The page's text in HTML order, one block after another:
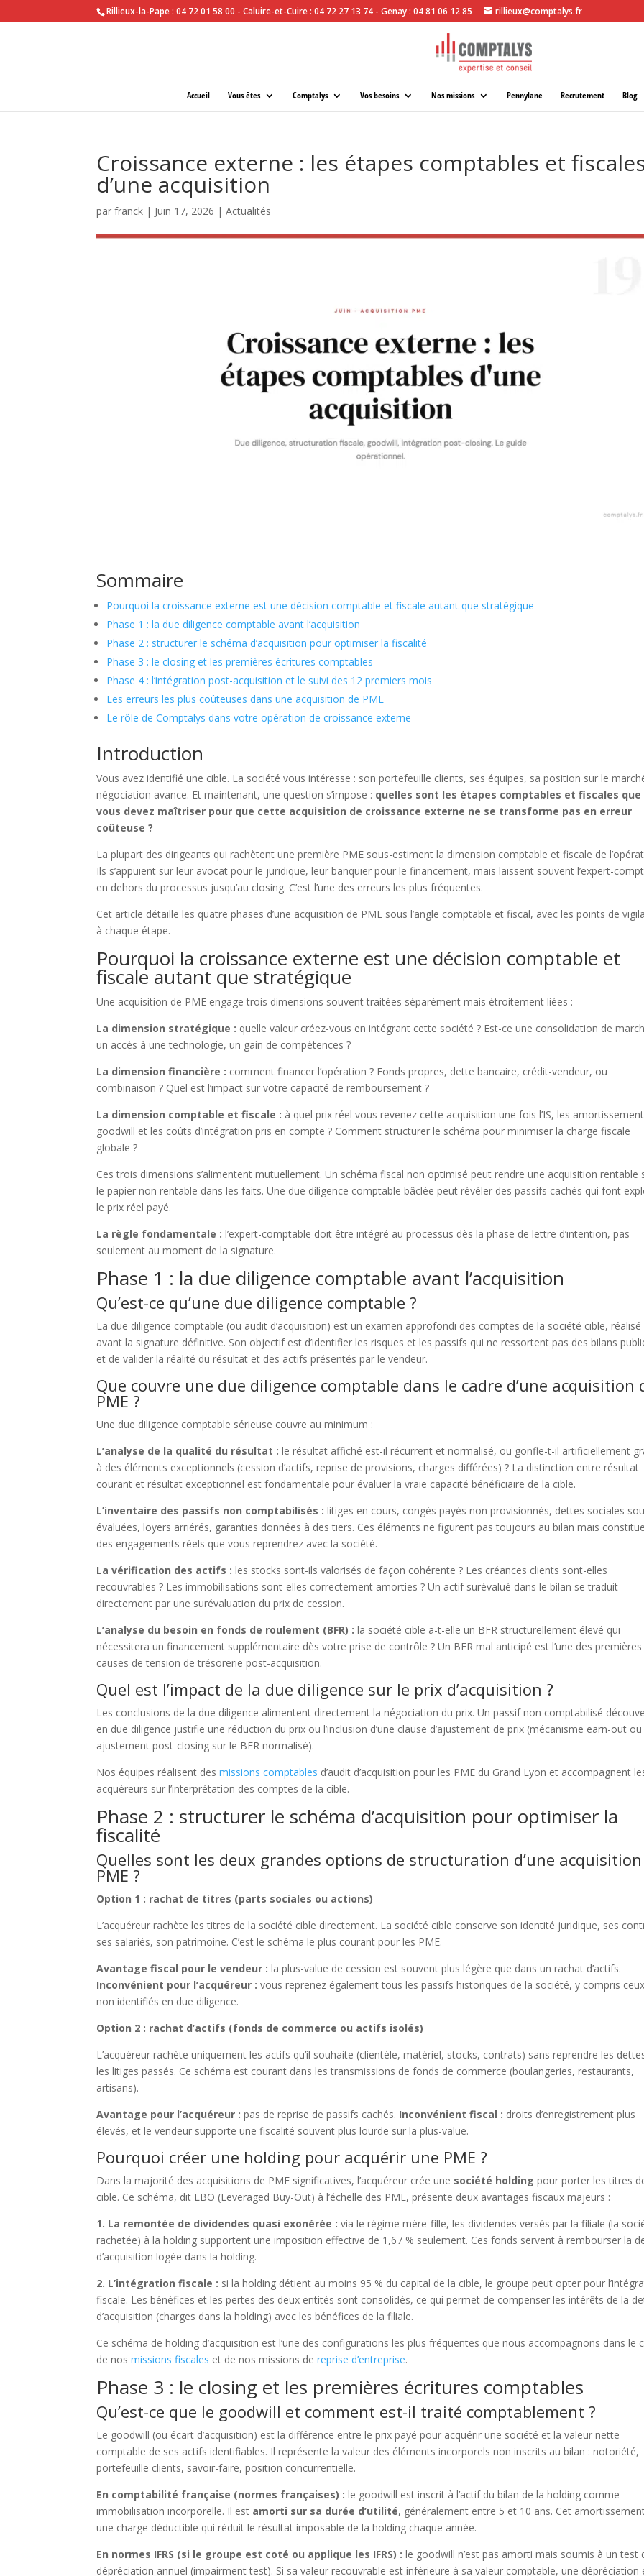
Rillieux-la-Pape : 04 72 01 58 00 - Caluire-et-Cuire : 04 72 27 13 74 - Genay : 04 81 06 12 85 rillieux@comptalys.fr
Accueil Vous êtes Comptalys Vos besoins Nos missions Pennylane Recrutement Blog
Croissance externe : les étapes comptables et
d’une acquisition
parfranck | Juin 17, 2026 |Actualités
Sommaire
Pourquoi la croissance externe est une décision comptable et fiscale autant que stratégique
Phase 1 : la due diligence comptable avant l’acquisition
Phase 2 : structurer le schéma d’acquisition pour optimiser la fiscalité
Phase 3 : le closing et les premières écritures comptables
Phase 4 : l’intégration post-acquisition et le suivi des 12 premiers mois
Les erreurs les plus coûteuses dans une acquisition de PME
Le rôle de Comptalys dans votre opération de croissance externe
Introduction
Vous avez identifié une cible. La société vous intéresse : son portefeuille clients, ses équipes, sa position sur le
négociation avance. Et maintenant, une question s’impose : quelles sont les étapes comptables et fiscales que
vous devez maîtriser pour que cette acquisition de croissance externe ne se transforme pas en erreur
coûteuse ?
La plupart des dirigeants qui rachètent une première PME sous-estiment la dimension comptable et fiscale de
Ils s’appuient sur leur avocat pour le juridique, leur banquier pour le financement, mais laissent souvent l’expert-
en dehors du processus jusqu’au closing. C’est l’une des erreurs les plus fréquentes.
Cet article détaille les quatre phases d’une acquisition de PME sous l’angle comptable et fiscal, avec les points de
à chaque étape.
Pourquoi la croissance externe est une décision comptable et
fiscale autant que stratégique
Une acquisition de PME engage trois dimensions souvent traitées séparément mais étroitement liées :
La dimension stratégique : quelle valeur créez-vous en intégrant cette société ? Est-ce une consolidation de
un accès à une technologie, un gain de compétences ?
La dimension financière : comment financer l’opération ? Fonds propres, dette bancaire, crédit-vendeur, ou
combinaison ? Quel est l’impact sur votre capacité de remboursement ?
La dimension comptable et fiscale : à quel prix réel vous revenez cette acquisition une fois l’IS, les
goodwill et les coûts d’intégration pris en compte ? Comment structurer le schéma pour minimiser la charge fiscale
globale ?
Ces trois dimensions s’alimentent mutuellement. Un schéma fiscal non optimisé peut rendre une acquisition rentable
le papier non rentable dans les faits. Une due diligence comptable bâclée peut révéler des passifs cachés qui font
le prix réel payé.
La règle fondamentale : l’expert-comptable doit être intégré au processus dès la phase de lettre d’intention, pas
seulement au moment de la signature.
Phase 1 : la due diligence comptable avant l’acquisition
Qu’est-ce qu’une due diligence comptable ?
La due diligence comptable (ou audit d’acquisition) est un examen approfondi des comptes de la société cible, réalisé
avant la signature définitive. Son objectif est d’identifier les risques et les passifs qui ne ressortent pas des bilans
et de valider la réalité du résultat et des actifs présentés par le vendeur.
Que couvre une due diligence comptable dans le cadre d’une acquisition
PME ?
Une due diligence comptable sérieuse couvre au minimum :
L’analyse de la qualité du résultat : le résultat affiché est-il récurrent et normalisé, ou gonfle-t-il artificiellement
à des éléments exceptionnels (cession d’actifs, reprise de provisions, charges différées) ? La distinction entre résultat
courant et résultat exceptionnel est fondamentale pour évaluer la vraie capacité bénéficiaire de la cible.
L’inventaire des passifs non comptabilisés : litiges en cours, congés payés non provisionnés, dettes sociales
évaluées, loyers arriérés, garanties données à des tiers. Ces éléments ne figurent pas toujours au bilan mais
des engagements réels que vous reprendrez avec la société.
La vérification des actifs : les stocks sont-ils valorisés de façon cohérente ? Les créances clients sont-elles
recouvrables ? Les immobilisations sont-elles correctement amorties ? Un actif surévalué dans le bilan se traduit
directement par une surévaluation du prix de cession.
L’analyse du besoin en fonds de roulement (BFR) : la société cible a-t-elle un BFR structurellement élevé qui
nécessitera un financement supplémentaire dès votre prise de contrôle ? Un BFR mal anticipé est l’une des premières
causes de tension de trésorerie post-acquisition.
Quel est l’impact de la due diligence sur le prix d’acquisition ?
Les conclusions de la due diligence alimentent directement la négociation du prix. Un passif non comptabilisé
en due diligence justifie une réduction du prix ou l’inclusion d’une clause d’ajustement de prix (mécanisme earn-out ou
ajustement post-closing sur le BFR normalisé).
Nos équipes réalisent desmissions comptables d’audit d’acquisition pour les PME du Grand Lyon et accompagnent
acquéreurs sur l’interprétation des comptes de la cible.
Phase 2 : structurer le schéma d’acquisition pour optimiser la
fiscalité
Quelles sont les deux grandes options de structuration d’une
PME ?
Option 1 : rachat de titres (parts sociales ou actions)
L’acquéreur rachète les titres de la société cible directement. La société cible conserve son identité juridique, ses
ses salariés, son patrimoine. C’est le schéma le plus courant pour les PME.
Avantage fiscal pour le vendeur : la plus-value de cession est souvent plus légère que dans un rachat d’actifs.
Inconvénient pour l’acquéreur : vous reprenez également tous les passifs historiques de la société, y compris ceux
non identifiés en due diligence.
Option 2 : rachat d’actifs (fonds de commerce ou actifs isolés)
L’acquéreur rachète uniquement les actifs qu’il souhaite (clientèle, matériel, stocks, contrats) sans reprendre les
les litiges passés. Ce schéma est courant dans les transmissions de fonds de commerce (boulangeries, restaurants,
artisans).
Avantage pour l’acquéreur : pas de reprise de passifs cachés. Inconvénient fiscal : droits d’enregistrement plus
élevés, et le vendeur supporte une fiscalité souvent plus lourde sur la plus-value.
Pourquoi créer une holding pour acquérir une PME ?
Dans la majorité des acquisitions de PME significatives, l’acquéreur crée une société holding pour porter les titres
cible. Ce schéma, dit LBO (Leveraged Buy-Out) à l’échelle des PME, présente deux avantages fiscaux majeurs :
1. La remontée de dividendes quasi exonérée : via le régime mère-fille, les dividendes versés par la filiale (la
rachetée) à la holding supportent une imposition effective de 1,67 % seulement. Ces fonds servent à rembourser la
d’acquisition logée dans la holding.
2. L’intégration fiscale : si la holding détient au moins 95 % du capital de la cible, le groupe peut opter pour
fiscale. Les bénéfices et les pertes des deux entités sont consolidés, ce qui permet de compenser les intérêts de la
d’acquisition (charges dans la holding) avec les bénéfices de la filiale.
Ce schéma de holding d’acquisition est l’une des configurations les plus fréquentes que nous accompagnons dans le
de nosmissions fiscales et de nos missions dereprise d’entreprise.
Phase 3 : le closing et les premières écritures comptables
Qu’est-ce que le goodwill et comment est-il traité comptablement ?
Le goodwill (ou écart d’acquisition) est la différence entre le prix payé pour acquérir une société et la valeur nette
comptable de ses actifs identifiables. Il représente la valeur des éléments incorporels non inscrits au bilan : notoriété,
portefeuille clients, savoir-faire, position concurrentielle.
En comptabilité française (normes françaises) : le goodwill est inscrit à l’actif du bilan de la holding comme
immobilisation incorporelle. Il est amorti sur sa durée d’utilité, généralement entre 5 et 10 ans. Cet
une charge déductible qui réduit le résultat imposable de la holding chaque année.
En normes IFRS (si le groupe est coté ou applique les IFRS) : le goodwill n’est pas amorti mais soumis à un test
dépréciation annuel (impairment test). Si sa valeur recouvrable est inférieure à sa valeur comptable, une dépréciation